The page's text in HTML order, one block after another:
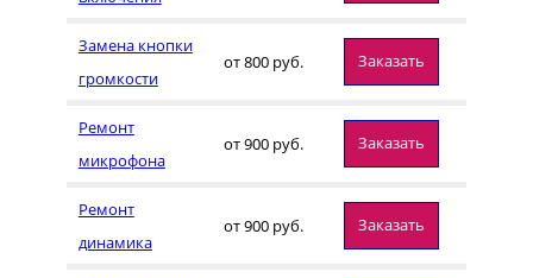
Замена кнопки
громкости
от 800 руб. Заказать
Ремонт
микрофона
от 900 руб. Заказать
Ремонт
динамика
от 900 руб. Заказать